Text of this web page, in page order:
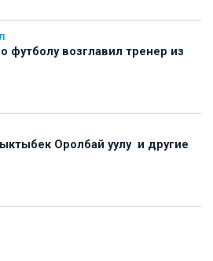
футболу возглавил тренер из
Оролбай уулу и другие